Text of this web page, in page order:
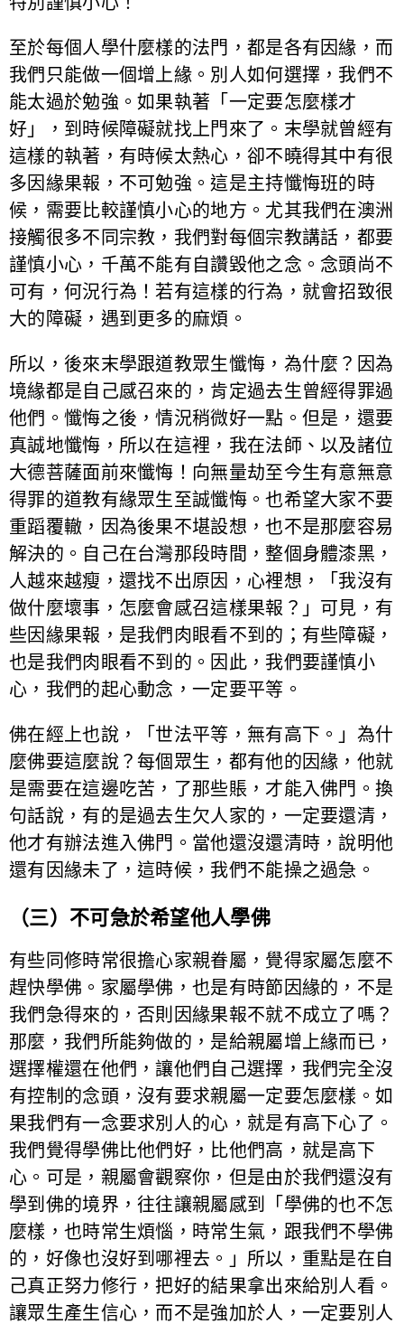
至於每個人學什麼樣的法門，都是各有因緣，而
我們只能做一個增上緣。別人如何選擇，我們不
能太過於勉強。如果執著「一定要怎麼樣才
好」，到時候障礙就找上門來了。末學就曾經有
這樣的執著，有時候太熱心，卻不曉得其中有很
多因緣果報，不可勉強。這是主持懺悔班的時
候，需要比較謹慎小心的地方。尤其我們在澳洲
接觸很多不同宗教，我們對每個宗教講話，都要
謹慎小心，千萬不能有自讚毀他之念。念頭尚不
可有，何況行為！若有這樣的行為，就會招致很
大的障礙，遇到更多的麻煩。
所以，後來末學跟道教眾生懺悔，為什麼？因為
境緣都是自己感召來的，肯定過去生曾經得罪過
他們。懺悔之後，情況稍微好一點。但是，還要
真誠地懺悔，所以在這裡，我在法師、以及諸位
大德菩薩面前來懺悔！向無量劫至今生有意無意
得罪的道教有緣眾生至誠懺悔。也希望大家不要
重蹈覆轍，因為後果不堪設想，也不是那麼容易
解決的。自己在台灣那段時間，整個身體漆黑，
人越來越瘦，還找不出原因，心裡想，「我沒有
做什麼壞事，怎麼會感召這樣果報？」可見，有
些因緣果報，是我們肉眼看不到的；有些障礙，
也是我們肉眼看不到的。因此，我們要謹慎小
心，我們的起心動念，一定要平等。
佛在經上也說，「世法平等，無有高下。」為什
麼佛要這麼說？每個眾生，都有他的因緣，他就
是需要在這邊吃苦，了那些賬，才能入佛門。換
句話說，有的是過去生欠人家的，一定要還清，
他才有辦法進入佛門。當他還沒還清時，說明他
還有因緣未了，這時候，我們不能操之過急。
（三）不可急於希望他人學佛
有些同修時常很擔心家親眷屬，覺得家屬怎麼不
趕快學佛。家屬學佛，也是有時節因緣的，不是
我們急得來的，否則因緣果報不就不成立了嗎？
那麼，我們所能夠做的，是給親屬增上緣而已，
選擇權還在他們，讓他們自己選擇，我們完全沒
有控制的念頭，沒有要求親屬一定要怎麼樣。如
果我們有一念要求別人的心，就是有高下心了。
我們覺得學佛比他們好，比他們高，就是高下
心。可是，親屬會觀察你，但是由於我們還沒有
學到佛的境界，往往讓親屬感到「學佛的也不怎
麼樣，也時常生煩惱，時常生氣，跟我們不學佛
的，好像也沒好到哪裡去。」所以，重點是在自
己真正努力修行，把好的結果拿出來給別人看。
讓眾生產生信心，而不是強加於人，一定要別人